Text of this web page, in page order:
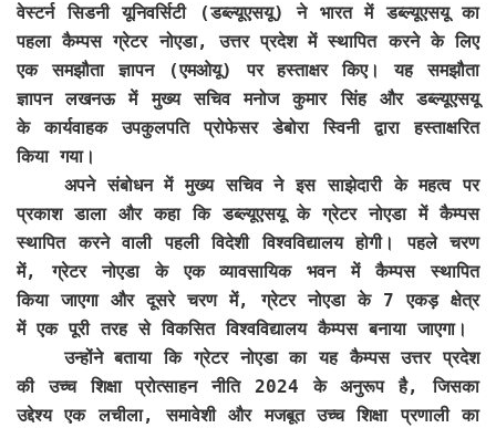
वेस्टर्न सिडनी यूनिवर्सिटी (डब्ल्यूएसयू) ने भारत में डब्ल्यूएसयू का
पहला कैम्पस ग्रेटर नोएडा, उत्तर प्रदेश में स्थापित करने के लिए
एक समझौता ज्ञापन (एमओयू) पर हस्ताक्षर किए। यह समझौता
ज्ञापन लखनऊ में मुख्य सचिव मनोज कुमार सिंह और डब्ल्यूएसयू
के कार्यवाहक उपकुलपति प्रोफेसर डेबोरा स्विनी द्वारा हस्ताक्षरित
किया गया।
अपने संबोधन में मुख्य सचिव ने इस साझेदारी के महत्व पर
प्रकाश डाला और कहा कि डब्ल्यूएसयू के ग्रेटर नोएडा में कैम्पस
स्थापित करने वाली पहली विदेशी विश्वविद्यालय होगी। पहले चरण
में, ग्रेटर नोएडा के एक व्यावसायिक भवन में कैम्पस स्थापित
किया जाएगा और दूसरे चरण में, ग्रेटर नोएडा के 7 एकड़ क्षेत्र
में एक पूरी तरह से विकसित विश्वविद्यालय कैम्पस बनाया जाएगा।
उन्होंने बताया कि ग्रेटर नोएडा का यह कैम्पस उत्तर प्रदेश
की उच्च शिक्षा प्रोत्साहन नीति 2024 के अनुरूप है, जिसका
उद्देश्य एक लचीला, समावेशी और मजबूत उच्च शिक्षा प्रणाली का